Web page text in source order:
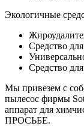
Экологичные
Средство
Средство
Мы привезем с
пылесос фирмы
аппарат для
ПРОСЬБЕ.